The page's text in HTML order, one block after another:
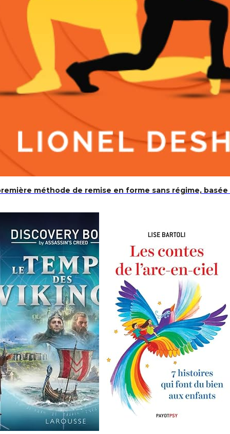
et activités sur la mythologie grecque pour
méthode de remise en forme sans régime,